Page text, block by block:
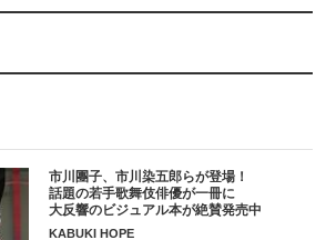
市川團子、市川染五郎らが登場！
話題の若手歌舞伎俳優が一冊に
大反響のビジュアル本が絶賛発売中
KABUKI HOPE